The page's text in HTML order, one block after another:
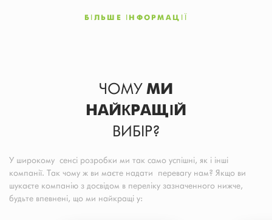
БІЛЬШЕ ІНФОРМАЦІЇ
ЧОМУ МИ
НАЙКРАЩІЙ
ВИБІР?
У широкому сенсі розробки ми так само успішні, як і інші
компанії. Так чому ж ви маєте надати перевагу нам? Якщо ви
шукаєте компанію з досвідом в переліку зазначенного нижче,
будьте впевнені, що ми найкращі у: